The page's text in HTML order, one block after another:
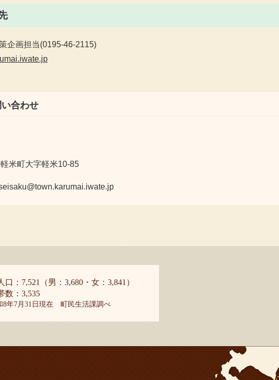
画担当(0195-46-2115)
合わせ
米町大字軽米10-85
口：7,521（男：3,680・女：3,841）
数：3,535
8年7月31日現在 町民生活課調べ